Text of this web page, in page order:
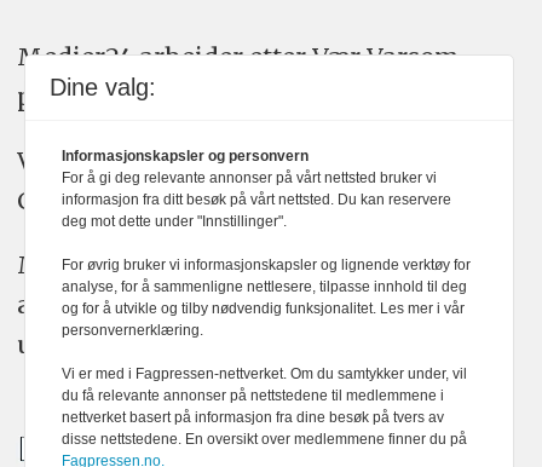
Medier24 arbeider etter Vær Varsom-
plakatens regler for god presseskikk.
Vi bruker KI-verktøy som ChatGPT,
Claude, og Gemini i journalistikken vår.
Medier24s redaksjon har alltid det fulle
ansvar for publisert innhold, med eller
uten bruk av kunstig intelligens.
Dine valg:
Informasjonskapsler og personvern
For å gi deg relevante annonser på vårt nettsted bruker vi
informasjon fra ditt besøk på vårt nettsted. Du kan reservere
deg mot dette under "Innstillinger".
For øvrig bruker vi informasjonskapsler og lignende verktøy for
analyse, for å sammenligne nettlesere, tilpasse innhold til deg
og for å utvikle og tilby nødvendig funksjonalitet. Les mer i vår
personvernerklæring.
Vi er med i Fagpressen-nettverket. Om du samtykker under, vil
du få relevante annonser på nettstedene til medlemmene i
nettverket basert på informasjon fra dine besøk på tvers av
disse nettstedene. En oversikt over medlemmene finner du på
Fagpressen.no.